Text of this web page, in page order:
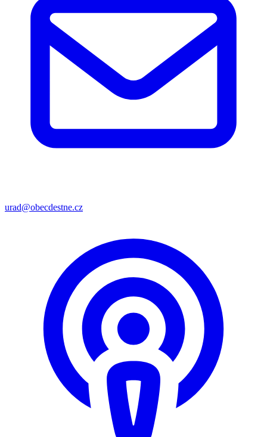
urad@obecdestne.cz